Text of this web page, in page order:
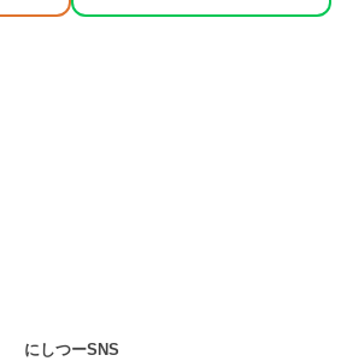
にしつーSNS